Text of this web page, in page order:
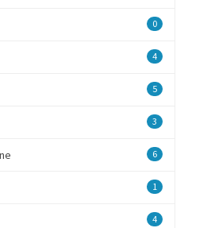
0
4
5
3
6
1
4